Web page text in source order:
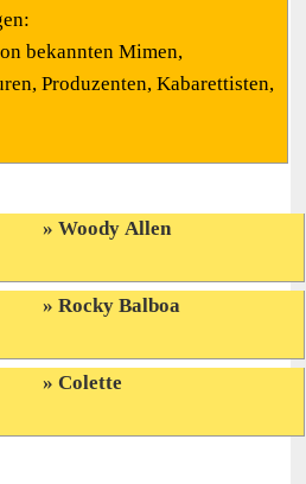
bekannten Mimen,
Produzenten, Kabarettisten,
Woody Allen
Rocky Balboa
Colette